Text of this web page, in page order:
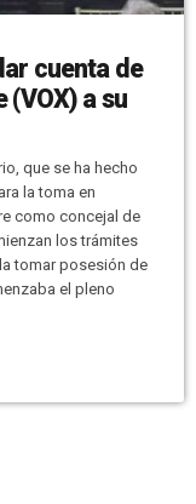
cuenta de
(VOX) a su
que se ha hecho
la toma en
como concejal de
los trámites
tomar posesión de
el pleno